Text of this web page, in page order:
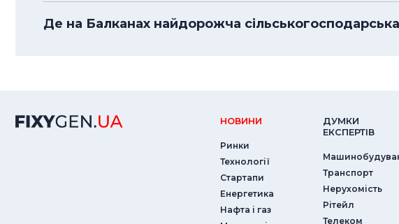
Де на Балканах найдорожча
НОВИНИ
Ринки
Технології
Стартапи
Енергетика
Нафта і газ
ДУМКИ
ЕКСПЕРТIВ
Транспорт
Нерухомість
Рітейл
Телеком